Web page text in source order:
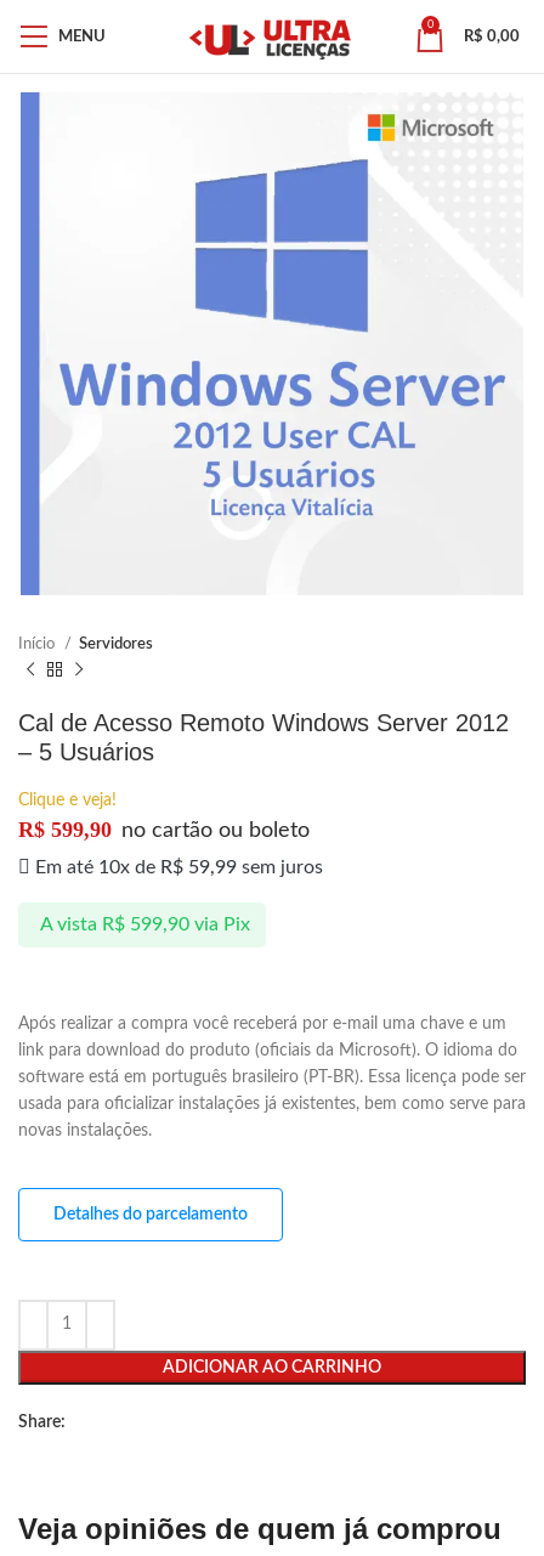
MENU
0
R$ 0,00
Início Servidores
Cal de Acesso Remoto Windows Server 2012
– 5 Usuários
Clique e veja!
R$ 599,90 no cartão ou boleto
A vista R$599,90 via Pix
Em até 10x de R$ 59,99 sem juros
Após realizar a compra você receberá por e-mail uma chave e um
link para download do produto (oficiais da Microsoft). O idioma do
software está em português brasileiro (PT-BR). Essa licença pode ser
usada para oficializar instalações já existentes, bem como serve para
novas instalações.
Detalhes do parcelamento
ADICIONAR AO CARRINHO
Share:
Veja opiniões de quem já comprou